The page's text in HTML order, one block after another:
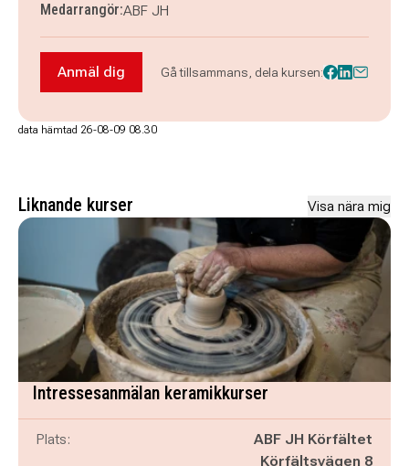
Medarrangör:ABF JH
Anmäl dig till Intresseanmälan. Fermentera
Anmäl dig Gå tillsammans, dela kursen:
data hämtad 26-08-09 08.30
Liknande kurser Visa nära mig
Intressesanmälan keramikkurser
Plats:
ABF JH Körfältet
Körfältsvägen 8